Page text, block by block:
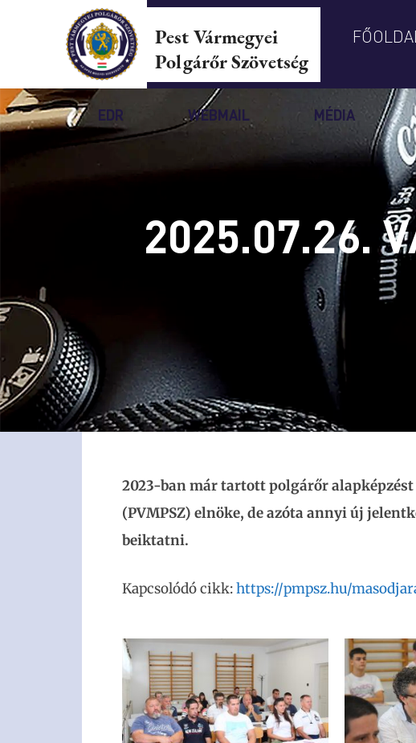
Pest Vármegyei
Polgárőr Szövetség
FŐOLDAL
EDR WEBMAIL MÉDIA
2025.07.26.
2023-ban már tartott polgárőr
(PVMPSZ) elnöke, de azóta annyi új
beiktatni.
Kapcsolódó cikk:https://pmpsz.hu/